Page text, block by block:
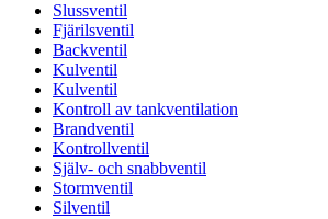
Slussventil
Fjärilsventil
Backventil
Kulventil
Kulventil
Kontroll av tankventilation
Brandventil
Kontrollventil
Själv- och snabbventil
Stormventil
Silventil